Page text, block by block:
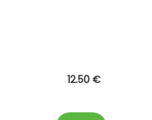
12.50 €